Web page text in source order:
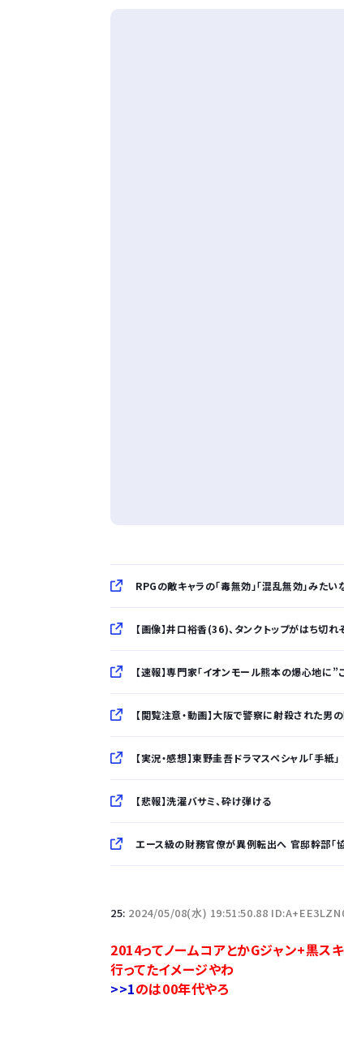
RPGの敵キャラの「毒無効」「混乱無効」みた
【画像】井口裕香(36)、タンクトップがはち切れそ
【速報】専門家「イオンモール熊本の爆心地に
【閲覧注意・動画】大阪で警察に射殺された
【実況・感想】東野圭吾ドラマスペシャル「手紙」
【悲報】洗濯バサミ、砕け弾ける
エース級の財務官僚が異例転出へ 官邸幹部「
【悲報】柄付きのワイシャツにこういう靴を履
25: 2024/05/08(水) 19:51:50.88
2014ってノームコアとかGジャン+黒ス
行ってたイメージやわ
>>1のは00年代やろ